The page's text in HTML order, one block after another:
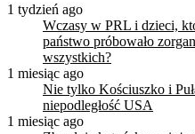
1 tydzień ago
Wczasy w PRL i dzieci,
państwo próbowało
wszystkich?
1 miesiąc ago
Nie tylko Kościuszko i
niepodległość USA
1 miesiąc ago